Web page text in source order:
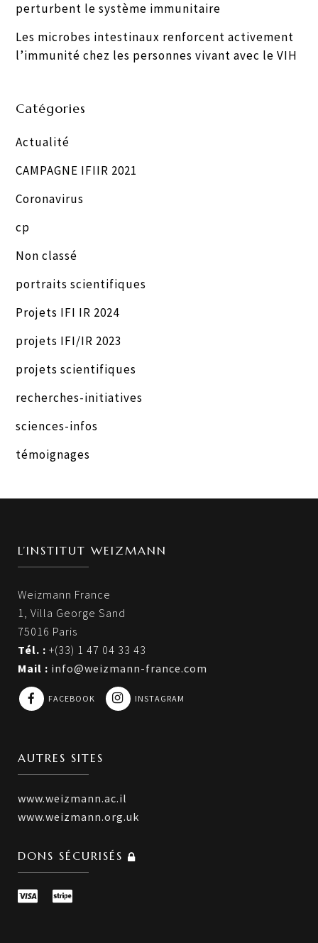
perturbent le système immunitaire
Les microbes intestinaux renforcent activement
l’immunité chez les personnes vivant avec le VIH
Catégories
Actualité
CAMPAGNE IFIIR 2021
Coronavirus
cp
Non classé
portraits scientifiques
Projets IFI IR 2024
projets IFI/IR 2023
projets scientifiques
recherches-initiatives
sciences-infos
témoignages
L’INSTITUT WEIZMANN
Weizmann France
1, Villa George Sand
75016 Paris
Tél. : +(33) 1 47 04 33 43
Mail : info@weizmann-france.com
FACEBOOK INSTAGRAM
AUTRES SITES
www.weizmann.ac.il
www.weizmann.org.uk
DONS SÉCURISÉS